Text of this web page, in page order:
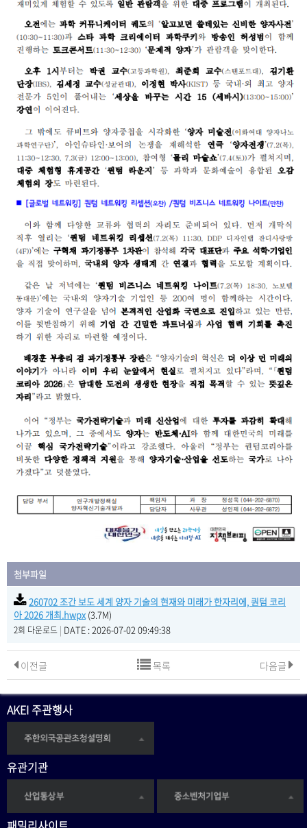
첨부파일
260702 조간 보도 세계 양자 기술의 현재와 미래가 한자리에, 퀀텀 코리
아 2026 개최.hwpx (3.7M)
2회 다운로드 | DATE : 2026-07-02 09:49:38
이전글 다음글
목록
AKEI 주관행사
유관기관